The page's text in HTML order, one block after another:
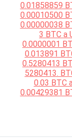
0.01858859
0.00010500
0.00000038
3 BTC a
0.0000001
0.013891
0.5280413
5280413.
0.03 BTC
0.00429381